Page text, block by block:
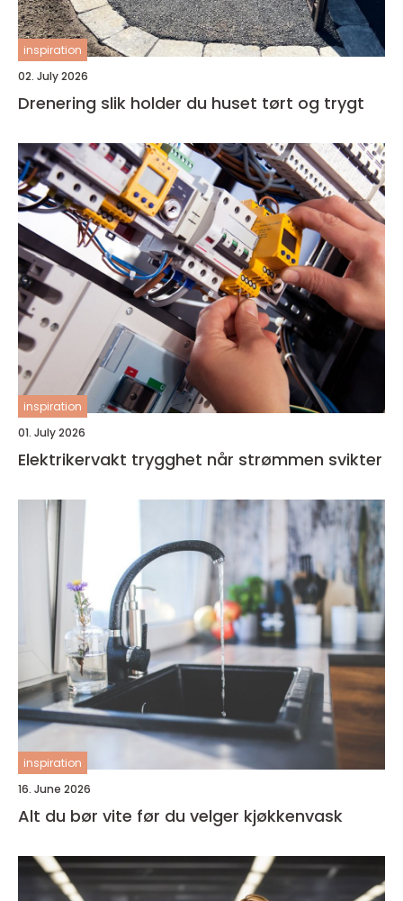
inspiration
02. July 2026
Drenering slik holder du huset tørt og trygt
inspiration
01. July 2026
Elektrikervakt trygghet når strømmen svikter
inspiration
16. June 2026
Alt du bør vite før du velger kjøkkenvask